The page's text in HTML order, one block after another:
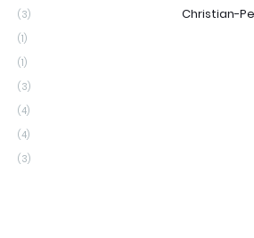
Christian-
(3)
(1)
(1)
(3)
(4)
(4)
(3)